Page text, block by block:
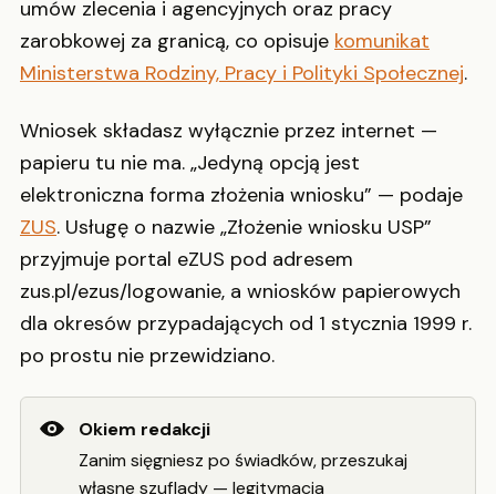
umów zlecenia i agencyjnych oraz pracy
zarobkowej za granicą, co opisuje komunikat
Ministerstwa Rodziny, Pracy i Polityki Społecznej.
Wniosek składasz wyłącznie przez internet —
papieru tu nie ma. „Jedyną opcją jest
elektroniczna forma złożenia wniosku” — podaje
ZUS. Usługę o nazwie „Złożenie wniosku USP”
przyjmuje portal eZUS pod adresem
zus.pl/ezus/logowanie, a wniosków papierowych
dla okresów przypadających od 1 stycznia 1999 r.
po prostu nie przewidziano.
Okiem redakcji
Zanim sięgniesz po świadków, przeszukaj
własne szuflady — legitymacja